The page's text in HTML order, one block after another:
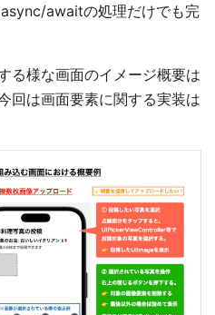
awaitの処理だけでも完
る様な画面のイメージ概要は
回は画面要素に関する実装は